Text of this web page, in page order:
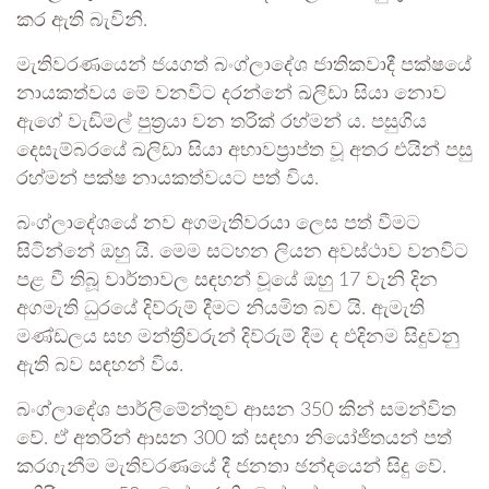
කර ඇති බැවිනි.
මැතිවරණයෙන් ජයගත් බංග්ලාදේශ ජාතිකවාදී පක්ෂයේ
නායකත්වය මේ වනවිට දරන්නේ ඛලිඩා සියා නොව
ඇගේ වැඩිමල් පුත්‍රයා වන තරික් රහ්මන් ය. පසුගිය
දෙසැම්බරයේ ඛලිඩා සියා අභාවප්‍රාප්ත වූ අතර එයින් පසු
රහ්මන් පක්ෂ නායකත්වයට පත් විය.
බංග්ලාදේශයේ නව අගමැතිවරයා ලෙස පත් වීමට
සිටින්නේ ඔහු යි. මෙම සටහන ලියන අවස්ථාව වනවිට
පළ වී තිබූ වාර්තාවල සඳහන් වූයේ ඔහු 17 වැනි දින
අගමැති ධුරයේ දිව්රුම් දීමට නියමිත බව යි. ඇමැති
මණ්ඩලය සහ මන්ත්‍රීවරුන් දිව්රුම් දීම ද එදිනම සිදුවනු
ඇති බව සඳහන් විය.
බංග්ලාදේශ පාර්ලිමේන්තුව ආසන 350 කින් සමන්විත
වේ. ඒ අතරින් ආසන 300 ක් සඳහා නියෝජිතයන් පත්
කරගැනීම මැතිවරණයේ දී ජනතා ඡන්දයෙන් සිදු වේ.